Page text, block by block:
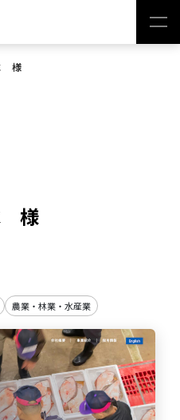
様
様
農業・林業・水産業